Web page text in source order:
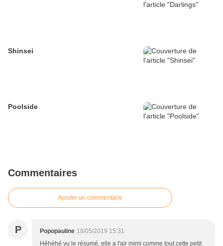
Shinsei
Poolside
Commentaires
Ajouter un commentaire
P Popopauline 18/05/2019 15:31
Héhéhé vu le résumé, elle a l'air mimi comme tout cette petit